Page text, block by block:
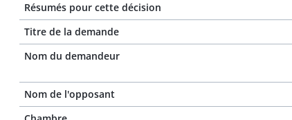
Résumés pour cette décision
Titre de la demande
Nom du demandeur
Nom de l'opposant